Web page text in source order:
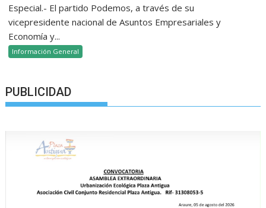
Especial.- El partido Podemos, a través de su
vicepresidente nacional de Asuntos Empresariales y
Economía y...
Información General
PUBLICIDAD